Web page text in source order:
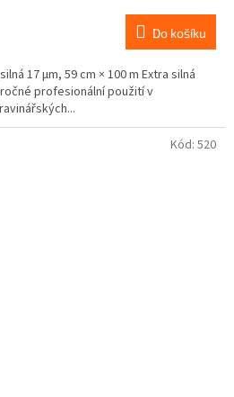
Do košíku
17 µm, 59 cm × 100 m Extra silná
profesionální použití v
Kód: 520